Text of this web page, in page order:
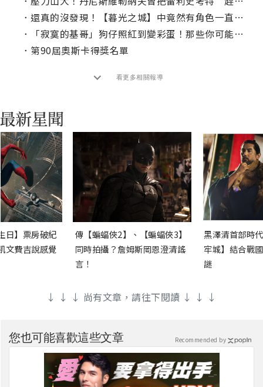
． 還真的沒發現！【暮光之城】中竟然有角色一直提著雞蛋入鏡？
．
「寂寞的基哥」狗仔照紅到變彩蛋！那些你可能沒注意到的電影彩蛋
． 第90屆奧斯卡得獎名單
看更多相關報導
日】票房破紀
文費吉說感覺
傳【蝙蝠俠2】、【蝙蝠俠3】
同時拍攝？詹姆斯岡恩澄清謠
言！
黑澤清首部時
牢城】結合戰
謎
↓ ↓ ↓ 尚有文章，請往下閱讀 ↓ ↓ ↓
您也可能喜歡這些文章 Recommended by